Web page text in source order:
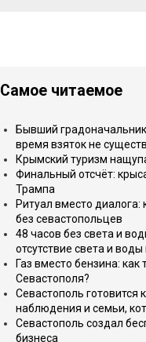
Самое читаемое
Бывший
время взяток не
Крымский туризм
Финальный отсчёт:
Трампа
Ритуал вместо
без севастопольцев
48 часов без света и
отсутствие света и
Газ вместо бензина:
Севастополя?
Севастополь готовится
наблюдения и семьи,
Севастополь создал
бизнеса